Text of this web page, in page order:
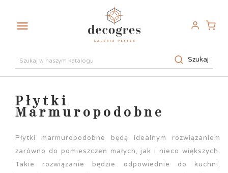

Szukaj
Płytki
Marmuropodobne
Płytki marmuropodobne będą idealnym rozwiązaniem
zarówno do pomieszczeń małych, jak i nieco większych.
Takie rozwiązanie będzie odpowiednie do kuchni,